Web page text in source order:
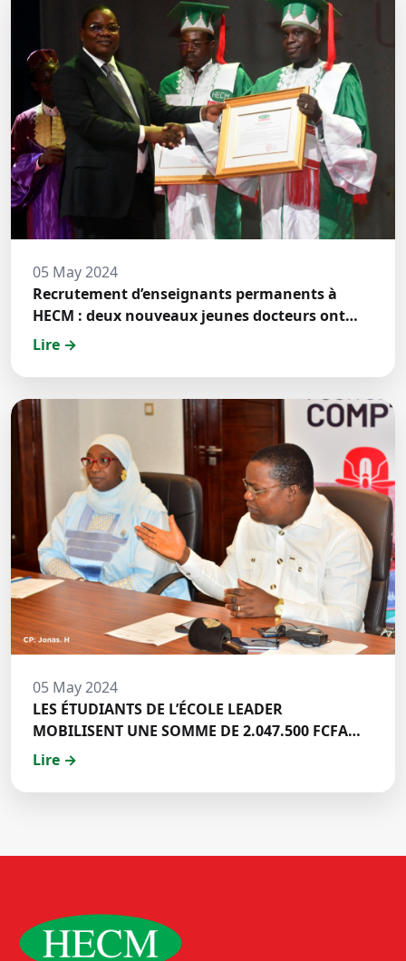
05 May 2024
Recrutement d’enseignants permanents à
HECM : deux nouveaux jeunes docteurs ont
prêté́ serment
Lire →
05 May 2024
LES ÉTUDIANTS DE L’ÉCOLE LEADER
MOBILISENT UNE SOMME DE 2.047.500 FCFA
POUR LE FONDS ZÉRO PALU:DISCOURS DE M.
DE HECM
Lire →